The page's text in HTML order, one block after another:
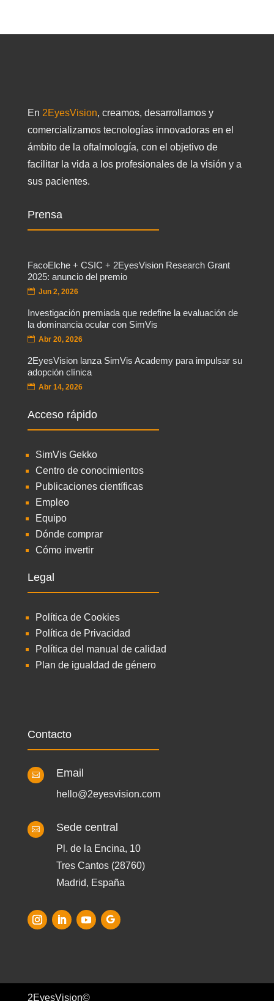
En 2EyesVision, creamos, desarrollamos y
comercializamos tecnologías innovadoras en el
ámbito de la oftalmología, con el objetivo de
facilitar la vida a los profesionales de la visión y a
sus pacientes.
Prensa
FacoElche + CSIC + 2EyesVision Research Grant
2025: anuncio del premio
Jun 2, 2026
Investigación premiada que redefine la evaluación de
la dominancia ocular con SimVis
Abr 20, 2026
2EyesVision lanza SimVis Academy para impulsar su
adopción clínica
Abr 14, 2026
Acceso rápido
SimVis Gekko
Centro de conocimientos
Publicaciones científicas
Empleo
Equipo
Dónde comprar
Cómo invertir
Legal
Política de Cookies
Política de Privacidad
Política del manual de calidad
Plan de igualdad de género
Contacto
 Email
hello@2eyesvision.com
 Sede central
Pl. de la Encina, 10
Tres Cantos (28760)
Madrid, España
2EyesVision©